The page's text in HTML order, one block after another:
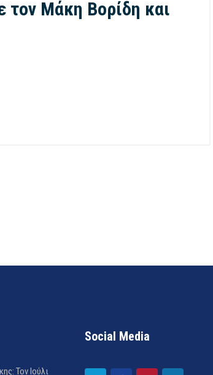
τον Μάκη Βορίδη και
Τον Ιούλι
Social Media